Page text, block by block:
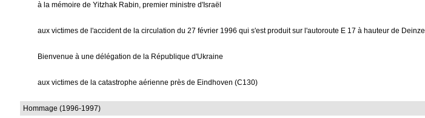
à la mémoire de Yitzhak Rabin, premier ministre d'Israël
aux victimes de l'accident de la circulation du 27 février 1996 qui s'est produit sur l'autoroute E 17 à hauteur de Deinze
Bienvenue à une délégation de la République d'Ukraine
aux victimes de la catastrophe aérienne près de Eindhoven (C130)
Hommage (1996-1997)